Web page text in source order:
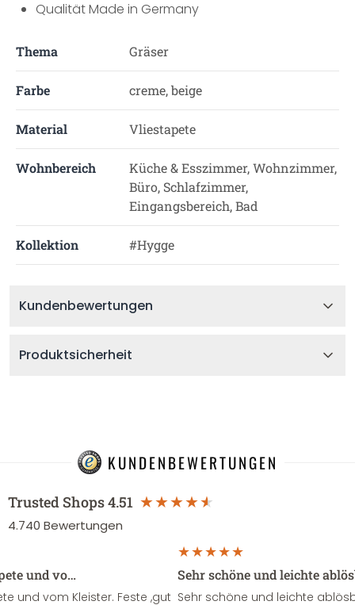
Qualität Made in Germany
Thema Gräser
Farbe creme, beige
Material Vliestapete
Wohnbereich
Küche & Esszimmer, Wohnzimmer,
Büro, Schlafzimmer,
Eingangsbereich, Bad
Kollektion #Hygge
Kundenbewertungen
Produktsicherheit
KUNDENBEWERTUNGEN
Trusted Shops4.51
4.740 Bewertungen
und vo…
und vom Kleister. Feste ,gut
Sehr schöne und leichte
Sehr schöne und leichte